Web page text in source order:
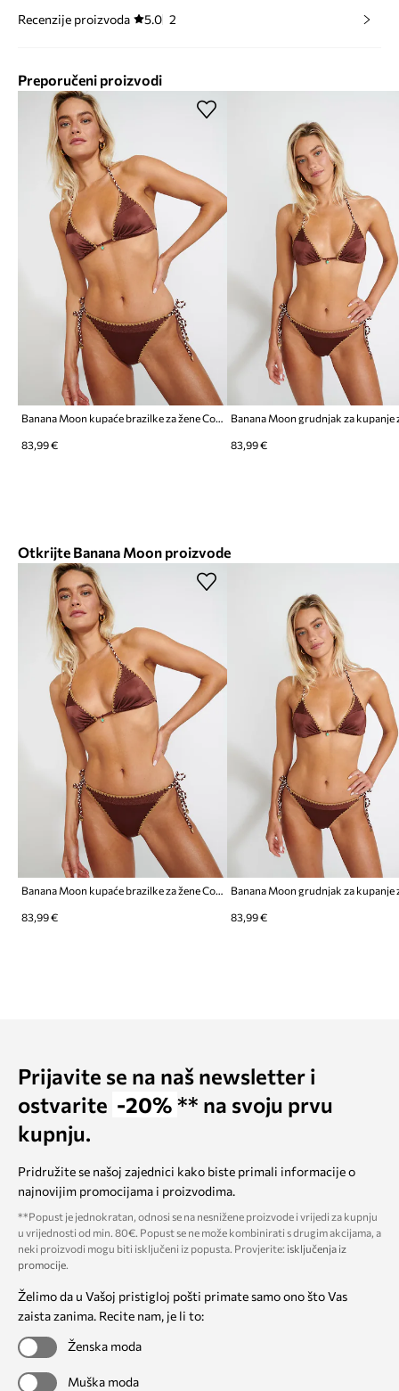
Recenzije proizvoda 5.0 2
Preporučeni proizvodi
Banana Moon kupaće brazilke za žene Couture
83,99 € 83,99 €
Otkrijte Banana Moon proizvode
Banana Moon kupaće brazilke za žene Couture
83,99 € 83,99 €
Prijavite se na naš newsletter i
ostvarite -20% ** na svoju prvu
kupnju.
Pridružite se našoj zajednici kako biste primali informacije o
najnovijim promocijama i proizvodima.
**Popust je jednokratan, odnosi se na nesnižene proizvode i vrijedi za kupnju
u vrijednosti od min. 80€. Popust se ne može kombinirati s drugim akcijama, a
neki proizvodi mogu biti isključeni iz popusta. Provjerite: isključenja iz
promocije.
Želimo da u Vašoj pristigloj pošti primate samo ono što Vas
zaista zanima. Recite nam, je li to:
Ženska moda
Muška moda